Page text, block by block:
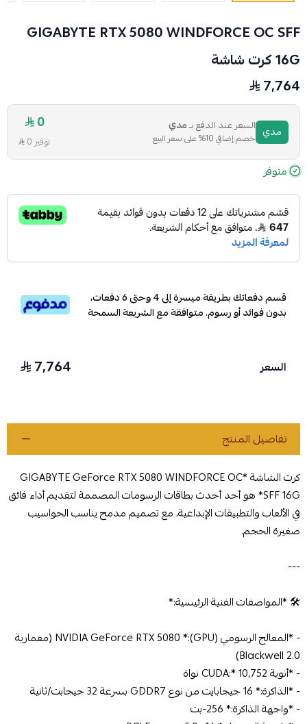
GIGABYTE RTX 5080 WINDFORCE OC SFF
16G كرت شاشة
7,764
مدي السعر عند الدفع بـمدي
خصم إضافي 10% على سعر البيع
0
توفير 0
متوفر
قسم دفعاتك بطريقة ميسرة إلى 4 وحتى 6 دفعات،
بدون فوائد أو رسوم. متوافقة مع الشريعة السمحة
السعر 7,764
تفاصيل المنتج
كرت الشاشة *GIGABYTE GeForce RTX 5080 WINDFORCE OC
SFF 16G* هو أحد أحدث بطاقات الرسومات المصممة لتقديم أداء فائق
في الألعاب والتطبيقات الإبداعية، مع تصميم مدمج يناسب الحواسيب
صغيرة الحجم.
---
🛠️ *المواصفات الفنية الرئيسية:*
- *المعالج الرسومي (GPU):* NVIDIA GeForce RTX 5080 (معمارية
Blackwell 2.0)
- *أنوية CUDA:* 10,752 نواة
- *الذاكرة:* 16 جيجابايت من نوع GDDR7 بسرعة 32 جيجابت/ثانية
- *واجهة الذاكرة:* 256-بت